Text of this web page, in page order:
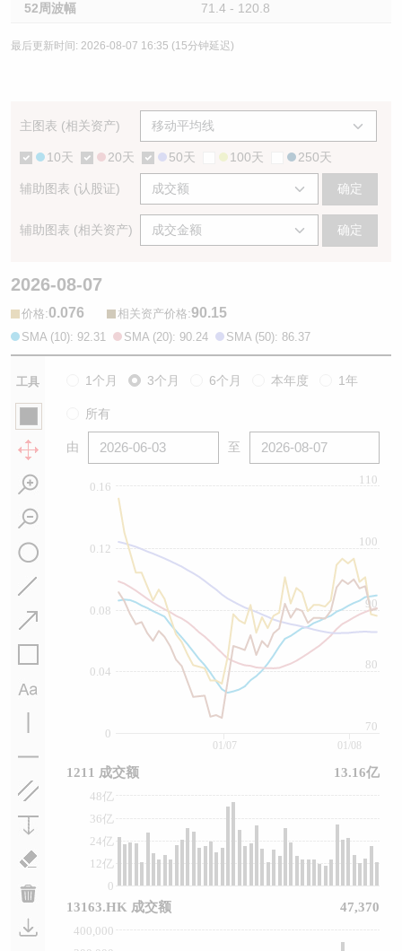
52周波幅 71.4 - 120.8
最后更新时间: 2026-08-07 16:35 (15分钟延迟)
主图表 (相关资产)
10天 20天 50天 100天 250天
辅助图表 (认股证) 确定
辅助图表 (相关资产) 确定
2026-08-07
价格:0.076 相关资产价格:90.15
SMA (10): 92.31 SMA (20): 90.24 SMA (50): 86.37
工具 1个月 3个月 6个月 本年度 1年
所有
由 至
0
0.04
0.08
0.12
0.16
70
80
90
100
110
0
12亿
24亿
36亿
48亿
400,000
01/07 01/08
1211 成交额 13.16亿
13163.HK 成交额 47,370